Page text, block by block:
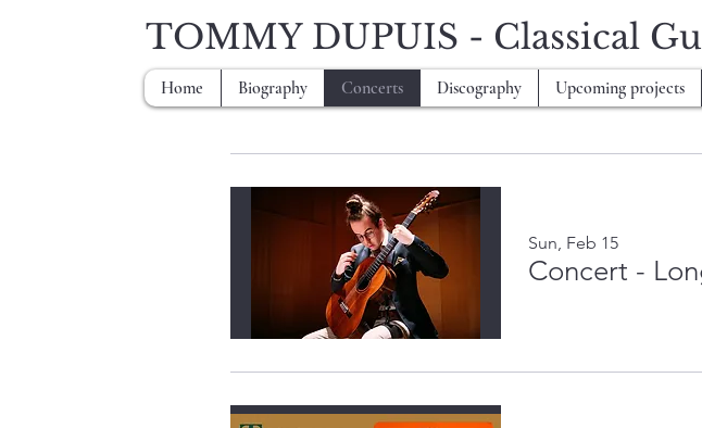
TOMMY DUPUIS - Classical
Home Biography Concerts Discography Upcoming projects
Sun, Feb 15
Concert -